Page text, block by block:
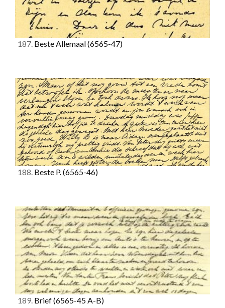
187. Beste Allemaal(6565-47)
188. Beste P.(6565-46)
189. Brief(6565-45 A-B)